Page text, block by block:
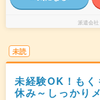
派遣会社
未読
未経験OK！もく
休み～しっかり